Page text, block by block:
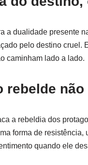
a dualidade presente
pelo destino cruel.
caminham lado a lado.
rebelde
a rebeldia dos
forma de
quando ele